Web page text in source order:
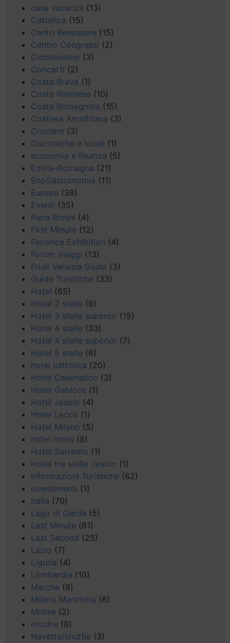
casa vacanze (13)
Cattolica (15)
Centri Benessere (15)
Centro Congressi (2)
Cicloturismo (3)
Concerti (2)
Costa Brava (1)
Costa Riminese (10)
Costa Romagnola (15)
Costiera Amalfitana (3)
Crociere (3)
Discoteche e locali (1)
economia e finanza (5)
Emilia-Romagna (21)
EnoGastronomia (11)
Europa (38)
Eventi (35)
Fiera Rimini (4)
First Minute (12)
Florence Exhibition (4)
Forum Viaggi (13)
Friuli Venezia Giulia (3)
Guide Turistiche (33)
Hotel (65)
Hotel 2 stelle (9)
Hotel 3 stelle superior (15)
Hotel 4 stelle (33)
Hotel 4 stelle superior (7)
Hotel 5 stelle (6)
hotel cattolica (20)
Hotel Cesenatico (3)
Hotel Gabicce (1)
Hotel Jesolo (4)
Hotel Lecco (1)
Hotel Milano (5)
hotel rimini (8)
Hotel Sorrento (1)
Hotel tre stelle Jesolo (1)
Informazioni Turistiche (62)
investimenti (1)
Italia (70)
Lago di Garda (5)
Last Minute (81)
Last Second (25)
Lazio (7)
Liguria (4)
Lombardia (10)
Marche (8)
Milano Marittima (6)
Molise (2)
mostre (8)
Navetta/shuttle (3)